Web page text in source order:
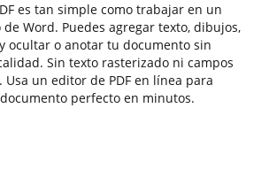
es tan simple como trabajar en un
Word. Puedes agregar texto, dibujos,
ocultar o anotar tu documento sin
Sin texto rasterizado ni campos
Usa un editor de PDF en línea para
perfecto en minutos.